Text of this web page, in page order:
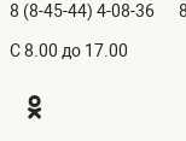
8 (8-45-44) 4-08-36
C 8.00 до 17.00